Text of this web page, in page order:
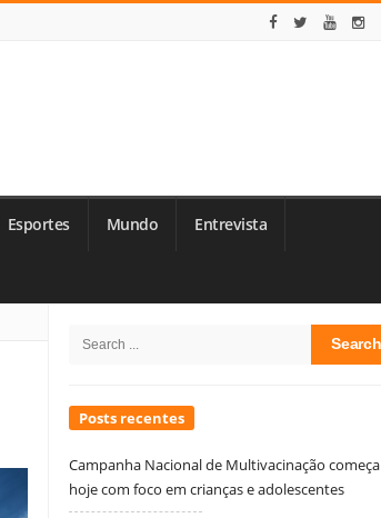
Esportes Mundo Entrevista
Sidebar
Search
Posts recentes
Campanha Nacional de Multivacinação começa
hoje com foco em crianças e adolescentes